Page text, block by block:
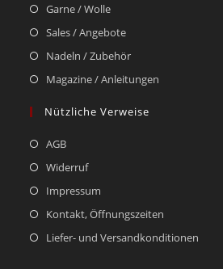
Garne / Wolle
Sales / Angebote
Nadeln / Zubehör
Magazine / Anleitungen
Nützliche Verweise
AGB
Widerruf
Impressum
Kontakt, Öffnungszeiten
Liefer- und Versandkonditionen